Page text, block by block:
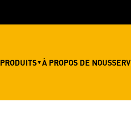
PRODUITS▼À PROPOS DE NOUS